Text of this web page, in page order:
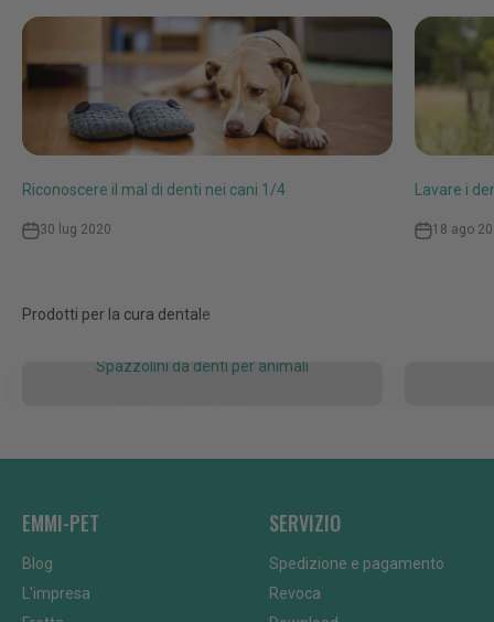
Riconoscere il mal di denti nei cani 1/4
30 lug 2020
Lavare i
18 ago
Spazzolini da denti per animali
EMMI-PET
Blog
L'impresa
SERVIZIO
Spedizione e pagamento
Revoca